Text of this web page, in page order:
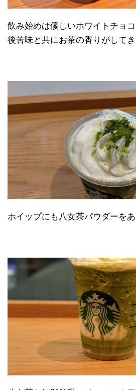
飲み始めは優しいホワイトチョ
後苦味と共にお茶の香りがしてき
ホイップにも八女茶パウダーをあ